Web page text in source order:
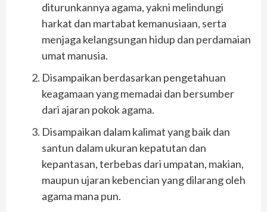
diturunkannya agama, yakni melindungi
harkat dan martabat kemanusiaan, serta
menjaga kelangsungan hidup dan perdamaian
umat manusia.
Disampaikan berdasarkan pengetahuan
keagamaan yang memadai dan bersumber
dari ajaran pokok agama.
Disampaikan dalam kalimat yang baik dan
santun dalam ukuran kepatutan dan
kepantasan, terbebas dari umpatan, makian,
maupun ujaran kebencian yang dilarang oleh
agama mana pun.